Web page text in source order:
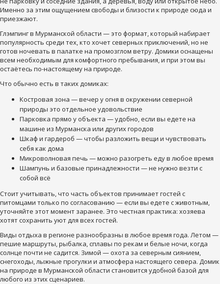
Именно за этим ощущением свободы и близости к природе сюда и
приезжают.
Глэмпинг в Мурманской области — это формат, который набирает
популярность среди тех, кто хочет северных приключений, но не
готов ночевать в палатке на промозглом ветру. Домики оснащены
всем необходимым для комфортного пребывания, и при этом вы
остаётесь по-настоящему на природе.
Что обычно есть в таких домиках:
Костровая зона — вечер у огня в окружении северной
природы это отдельное удовольствие
Парковка прямо у объекта — удобно, если вы едете на
машине из Мурманска или других городов
Шкаф и гардероб — чтобы разложить вещи и чувствовать
себя как дома
Микроволновая печь — можно разогреть еду в любое время
Шампунь и базовые принадлежности — не нужно везти с
собой всё
Стоит учитывать, что часть объектов принимает гостей с
питомцами только по согласованию — если вы едете с животным,
уточняйте этот момент заранее. Это честная практика: хозяева
хотят сохранить уют для всех гостей.
Виды отдыха в регионе разнообразны в любое время года. Летом —
пешие маршруты, рыбалка, сплавы по рекам и белые ночи, когда
солнце почти не садится. Зимой — охота за северным сиянием,
снегоходы, лыжные прогулки и атмосфера настоящего севера. Домик
на природе в Мурманской области становится удобной базой для
любого из этих сценариев.